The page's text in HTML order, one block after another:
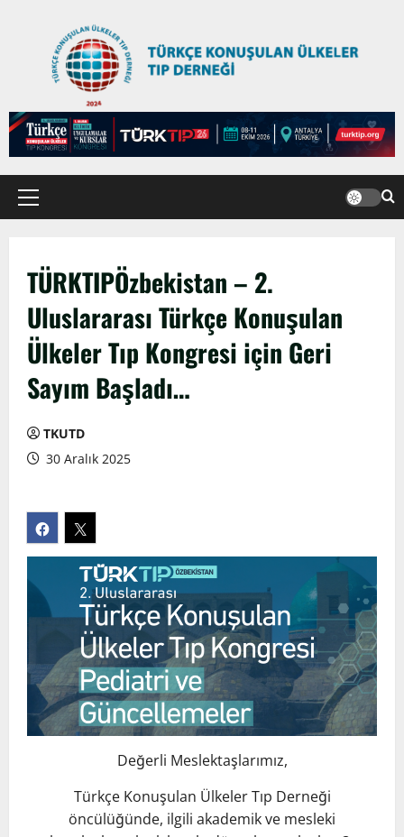
TÜRKTIPÖzbekistan – 2.
Uluslararası Türkçe Konuşulan
Ülkeler Tıp Kongresi için Geri
Sayım Başladı…
TKUTD
30 Aralık 2025
Değerli Meslektaşlarımız,
Türkçe Konuşulan Ülkeler Tıp Derneği
öncülüğünde, ilgili akademik ve mesleki